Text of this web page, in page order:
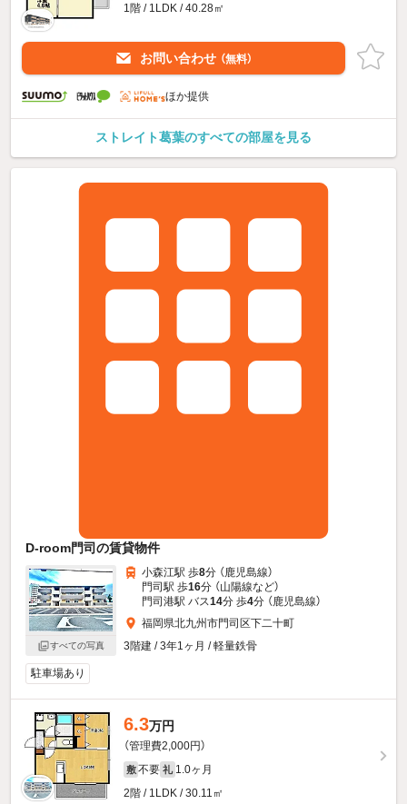
1階 / 1LDK / 40.28㎡
お問い合わせ （無料）
ほか提供
ストレイト葛葉のすべての部屋を見る
D-room門司の賃貸物件
すべての写真
小森江駅 歩8分 （鹿児島線）
門司駅 歩16分 （山陽線など）
門司港駅 バス14分 歩4分 （鹿児島線）
福岡県北九州市門司区下二十町
3階建 / 3年1ヶ月 / 軽量鉄骨
駐車場あり
6.3万円
（管理費2,000円）
敷 不要 礼 1.0ヶ月
2階 / 1LDK / 30.11㎡